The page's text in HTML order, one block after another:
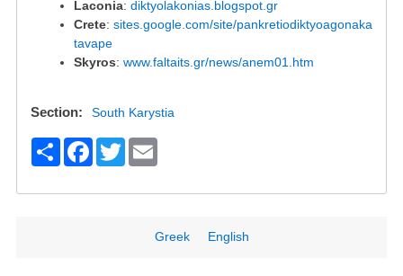
Laconia:diktyolakonias.blogspot.gr
Crete:sites.google.com/site/pankretiodiktyoagonaka
tavape
Skyros:www.faltaits.gr/news/anem01.htm
Section South Karystia
S F T E
Greek English